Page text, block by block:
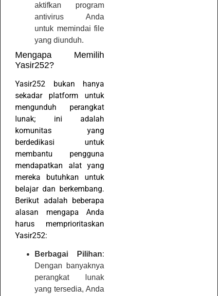
aktifkan program
antivirus Anda
untuk memindai file
yang diunduh.
Mengapa Memilih
Yasir252?
Yasir252 bukan hanya
sekadar platform untuk
mengunduh perangkat
lunak; ini adalah
komunitas yang
berdedikasi untuk
membantu pengguna
mendapatkan alat yang
mereka butuhkan untuk
belajar dan berkembang.
Berikut adalah beberapa
alasan mengapa Anda
harus memprioritaskan
Yasir252:
Berbagai Pilihan:
Dengan banyaknya
perangkat lunak
yang tersedia, Anda